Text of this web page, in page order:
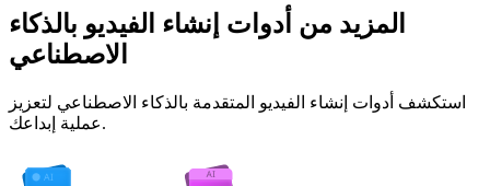
المزيد من أدوات إنشاء الفيديو بالذكاء
الاصطناعي
استكشف أدوات إنشاء الفيديو المتقدمة بالذكاء الاصطناعي لتعزيز
عملية إبداعك.